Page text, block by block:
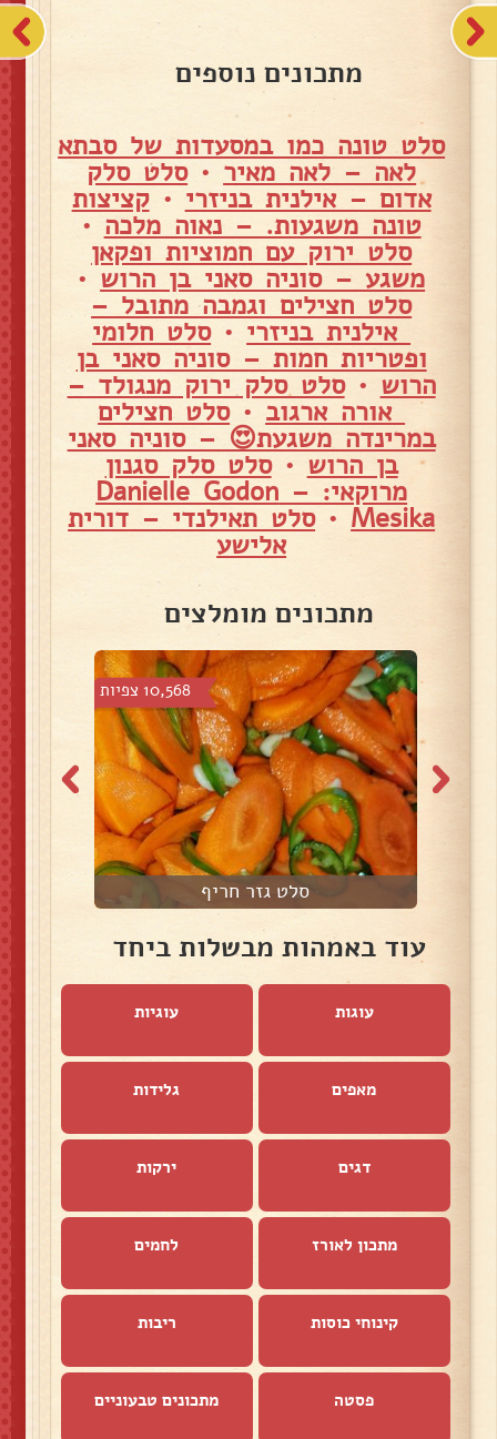
מתכונים נוספים
סלט טונה כמו במסעדות של סבתא
לאה – לאה מאיר •סלט סלק
אדום – אילנית בניזרי •קציצות
טונה משגעות. – נאוה מלכה •
סלט ירוק עם חמוציות ופקאן
משגע – סוניה סאני בן הרוש •
סלט חצילים וגמבה מתובל –
אילנית בניזרי •סלט חלומי
ופטריות חמות – סוניה סאני בן
הרוש •סלט סלק ירוק מנגולד –
אורה ארגוב •סלט חצילים
במרינדה משגעת😍 – סוניה סאני
בן הרוש •סלט סלק סגנון
מרוקאי: – Danielle Godon
Mesika
•סלט תאילנדי – דורית
אלישע
מתכונים מומלצים
10,568 צפיות
סלט גזר חריף
עוד באמהות מבשלות ביחד
עוגות עוגיות
מאפים גלידות
דגים ירקות
מתכון לאורז לחמים
קינוחי כוסות ריבות
פסטה מתכונים טבעוניים